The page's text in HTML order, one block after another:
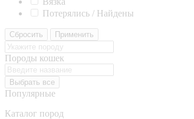
Потерялись / Найдены
Сбросить Применить
Породы кошек
Выбрать все
Популярные
Каталог пород